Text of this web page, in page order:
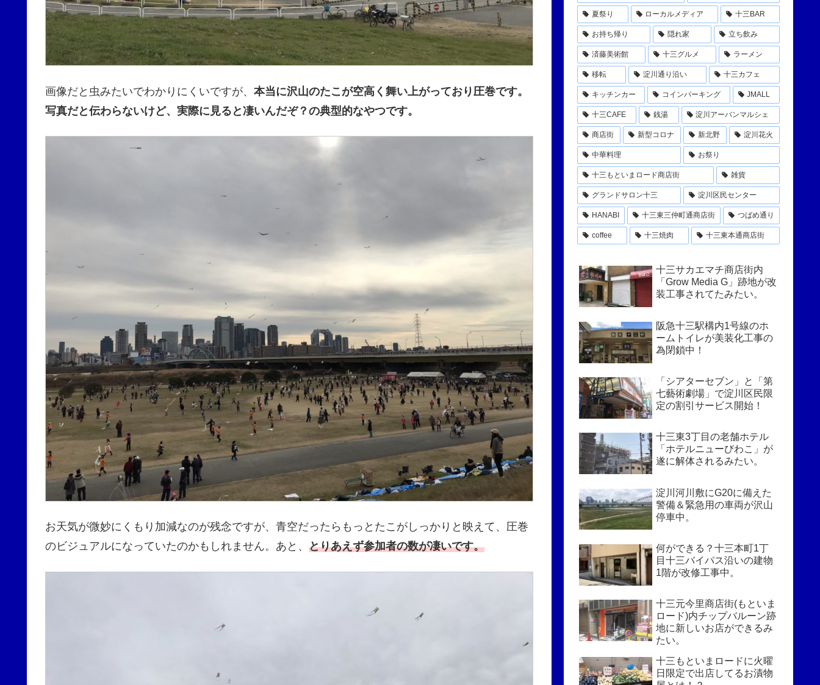
画像だと虫みたいでわかりにくいですが、 本当に沢山のたこが空高く舞い上がっており圧巻です。
写真だと伝わらないけど、実際に見ると凄いんだぞ？の典型的なやつです。
お天気が微妙にくもり加減なのが残念ですが、青空だったらもっとたこがしっかりと映えて、圧巻
のビジュアルになっていたのかもしれません。あと、 とりあえず参加者の数が凄いです。
夏祭り ローカルメディア 十三BAR
お持ち帰り 隠れ家 立ち飲み
済藤美術館 十三グルメ ラーメン
移転 淀川通り沿い 十三カフェ
キッチンカー コインパーキング JMALL
十三CAFE 銭湯 淀川アーバンマルシェ
商店街 新型コロナ 新北野 淀川花火
中華料理 お祭り
十三もといまロード商店街 雑貨
グランドサロン十三 淀川区民センター
HANABI 十三東三仲町通商店街 つばめ通り
coffee 十三焼肉 十三東本通商店街
十三サカエマチ商店街内
「Grow Media G」跡地が改
装工事されてたみたい。
阪急十三駅構内1号線のホ
ームトイレが美装化工事の
為閉鎖中！
「シアターセブン」と「第
七藝術劇場」で淀川区民限
定の割引サービス開始！
十三東3丁目の老舗ホテル
「ホテルニューびわこ」が
遂に解体されるみたい。
淀川河川敷にG20に備えた
警備＆緊急用の車両が沢山
停車中。
何ができる？十三本町1丁
目十三バイパス沿いの建物
1階が改修工事中。
十三元今里商店街(もといま
ロード)内チップバルーン跡
地に新しいお店ができるみ
たい。
十三もといまロードに火曜
日限定で出店してるお漬物